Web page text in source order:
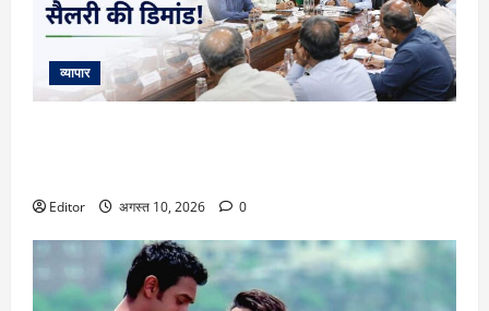
व्यापार
Editor अगस्त 10, 2026 0